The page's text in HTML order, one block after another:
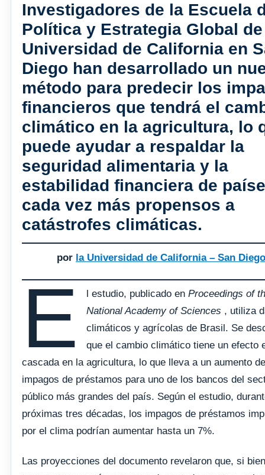
Investigadores de la Escuela
Política y Estrategia Global
Universidad de California en
Diego han desarrollado un
método para predecir los
financieros que tendrá el
climático en la agricultura, lo
puede ayudar a respaldar la
seguridad alimentaria y la
estabilidad financiera de
cada vez más propensos a
catástrofes climáticas.
por la Universidad de California – San Diego
E l estudio, publicado enProceedings of
National Academy of Sciences , utiliza
climáticos y agrícolas de Brasil. Se
que el cambio climático tiene un efecto
cascada en la agricultura, lo que lleva a un aumento
impagos de préstamos para uno de los bancos del
público más grandes del país. Según el estudio,
próximas tres décadas, los impagos de préstamos
​​por el clima podrían aumentar hasta un 7%.
Las proyecciones del documento revelaron que, si